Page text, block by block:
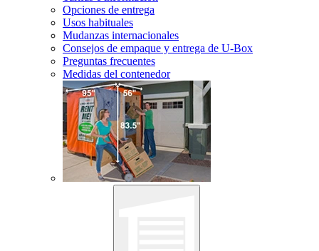
Opciones de entrega
Usos habituales
Mudanzas internacionales
Consejos de empaque y entrega de U-Box
Preguntas frecuentes
Medidas del contenedor